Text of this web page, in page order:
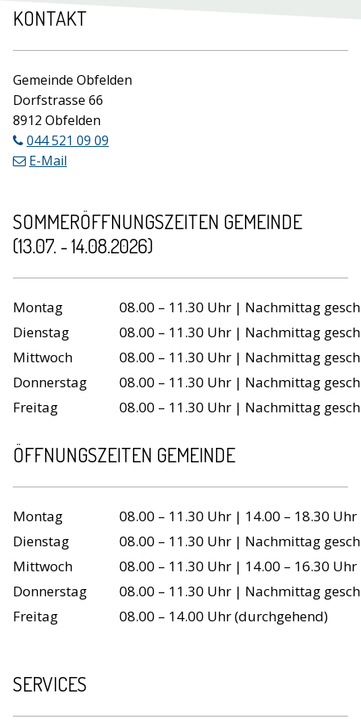
Footer
KONTAKT
Gemeinde Obfelden
Dorfstrasse 66
8912 Obfelden
044 521 09 09
E-Mail
SOMMERÖFFNUNGSZEITEN GEMEINDE
(13.07. - 14.08.2026)
Wochentag Öffnungszeiten
Montag
08.00 – 11.30 Uhr | Nachmittag
Dienstag
08.00 – 11.30 Uhr | Nachmittag
Mittwoch
08.00 – 11.30 Uhr | Nachmittag
Donnerstag
08.00 – 11.30 Uhr | Nachmittag
Freitag
08.00 – 11.30 Uhr | Nachmittag
ÖFFNUNGSZEITEN GEMEINDE
Wochentag Öffnungszeiten
Montag
08.00 – 11.30 Uhr | 14.00 – 18.30 Uhr
Dienstag
08.00 – 11.30 Uhr | Nachmittag
Mittwoch
08.00 – 11.30 Uhr | 14.00 – 16.30 Uhr
Donnerstag
08.00 – 11.30 Uhr | Nachmittag
Freitag
08.00 – 14.00 Uhr (durchgehend)
SERVICES